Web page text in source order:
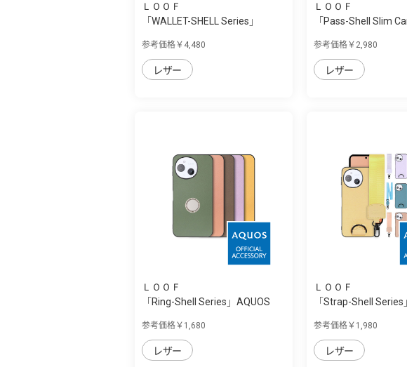
ＬＯＯＦ
「WALLET-SHELL Series」
参考価格￥4,480
レザー
ＬＯＯＦ
「Pass-Shell Slim
参考価格￥2,980
レザー
ＬＯＯＦ
「Ring-Shell Series」AQUOS
参考価格￥1,680
レザー
ＬＯＯＦ
「Strap-Shell Series
参考価格￥1,980
レザー